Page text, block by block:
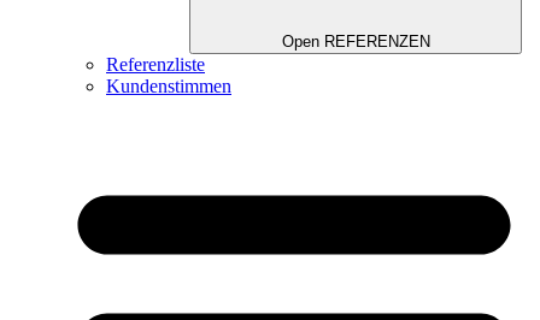
Open REFERENZEN
Referenzliste
Kundenstimmen